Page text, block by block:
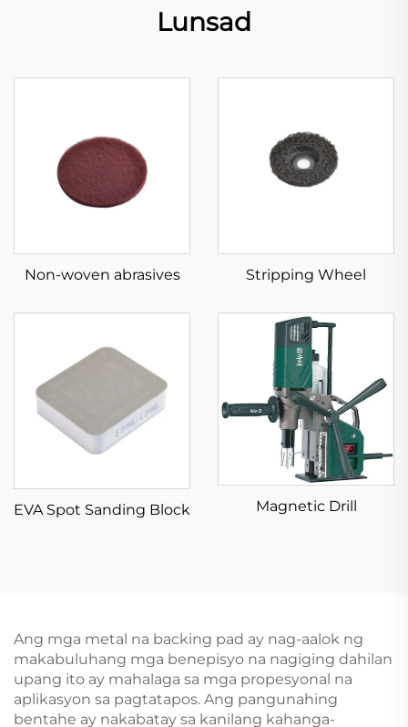
Lunsad
Non-woven abrasives Stripping Wheel
EVA Spot Sanding Block Magnetic Drill
Ang mga metal na backing pad ay nag-aalok ng
makabuluhang mga benepisyo na nagiging dahilan
upang ito ay mahalaga sa mga propesyonal na
aplikasyon sa pagtatapos. Ang pangunahing
bentahe ay nakabatay sa kanilang kahanga-